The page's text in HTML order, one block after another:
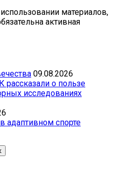
материалов,
активная
09.08.2026
о пользе
исследованиях
адаптивном спорте